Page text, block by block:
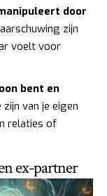
door
zijn
voelt voor
bent en
van je eigen
relaties of
ex-partner